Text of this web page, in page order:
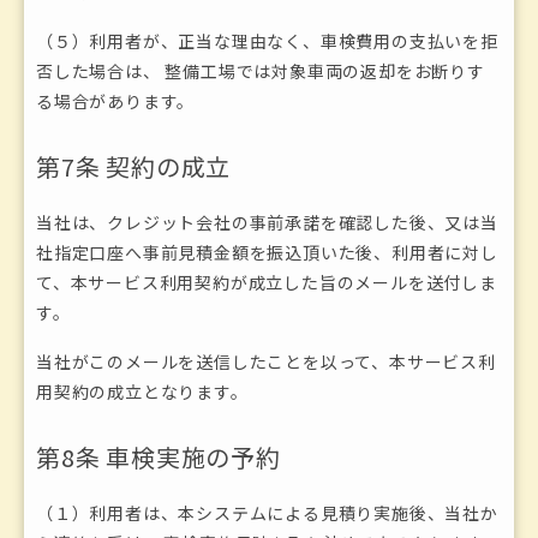
（５）利用者が、正当な理由なく、車検費用の支払いを拒
否した場合は、 整備工場では対象車両の返却をお断りす
る場合があります。
第7条 契約の成立
当社は、クレジット会社の事前承諾を確認した後、又は当
社指定口座へ事前見積金額を振込頂いた後、利用者に対し
て、本サービス利用契約が成立した旨のメールを送付しま
す。
当社がこのメールを送信したことを以って、本サービス利
用契約の成立となります。
第8条 車検実施の予約
（１）利用者は、本システムによる見積り実施後、当社か